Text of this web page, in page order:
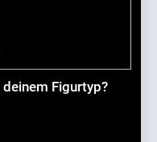
Figurtyp?